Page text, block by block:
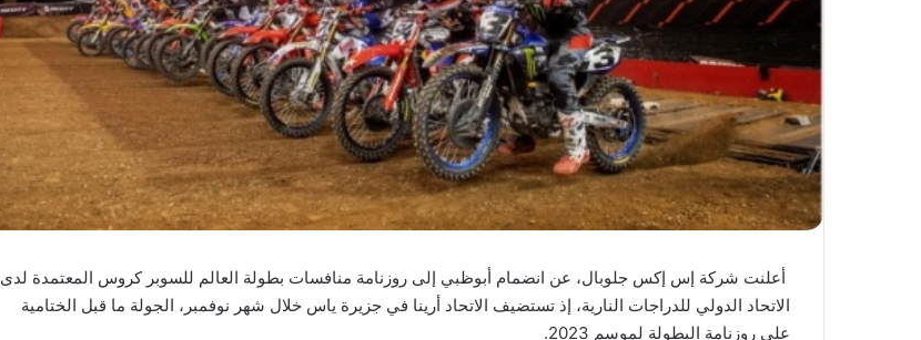
أعلنت شركة إس إكس جلوبال، عن انضمام أبوظبي إلى روزنامة منافسات بطولة العالم للسوبر كروس المعتمدة لدى
الاتحاد الدولي للدراجات النارية، إذ تستضيف الاتحاد أرينا في جزيرة ياس خلال شهر نوفمبر، الجولة ما قبل الختامية
على روزنامة البطولة لموسم 2023.